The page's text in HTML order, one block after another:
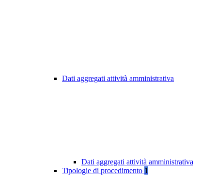
Dati aggregati attività amministrativa
Dati aggregati attività amministrativa
Tipologie di procedimento 1